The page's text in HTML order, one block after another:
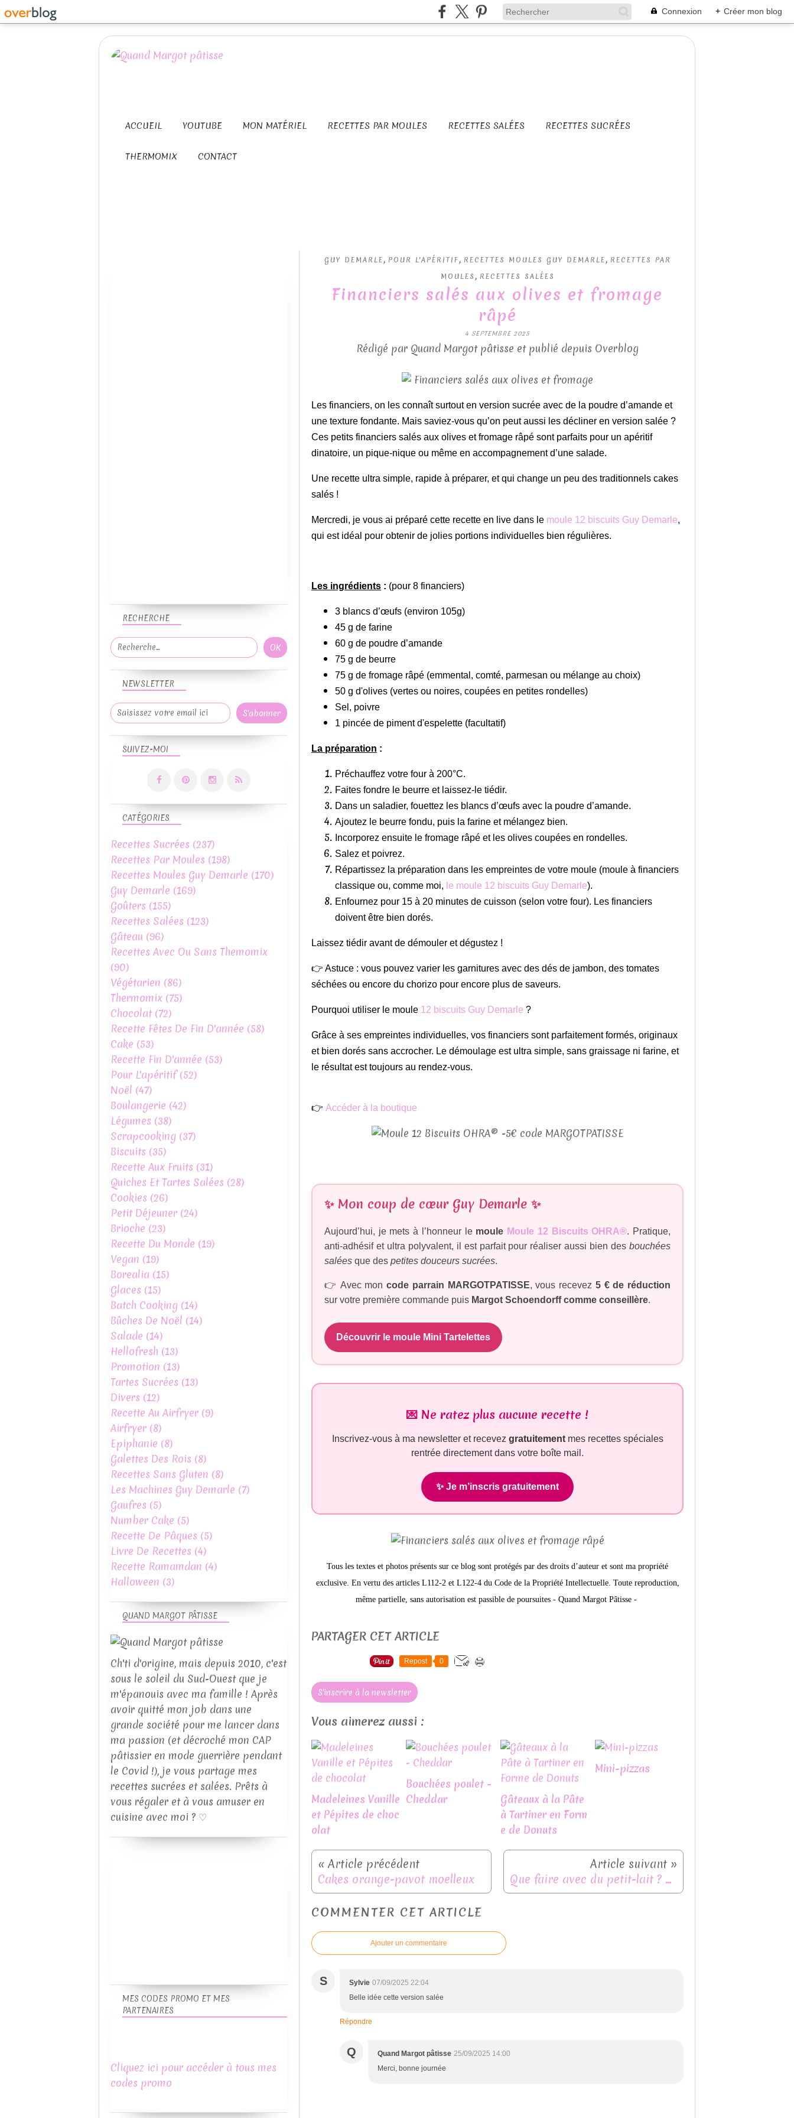
Connexion + Créer mon blog
ACCUEIL YOUTUBE MON MATÉRIEL RECETTES PAR MOULES RECETTES SALÉES RECETTES SUCRÉES
THERMOMIX CONTACT
GUY DEMARLE, POUR L'APÉRITIF, RECETTES MOULES GUY DEMARLE, RECETTES PAR
MOULES , RECETTES SALÉES
Financiers salés aux olives et fromage
râpé
4 SEPTEMBRE 2025
Rédigé par Quand Margot pâtisse et publié depuis Overblog
Les financiers, on les connaît surtout en version sucrée avec de la poudre d’amande et
une texture fondante. Mais saviez-vous qu’on peut aussi les décliner en version salée ?
Ces petits financiers salés aux olives et fromage râpé sont parfaits pour un apéritif
dinatoire, un pique-nique ou même en accompagnement d’une salade.
Une recette ultra simple, rapide à préparer, et qui change un peu des traditionnels cakes
salés !
Mercredi, je vous ai préparé cette recette en live dans le moule 12 biscuits Guy Demarle,
qui est idéal pour obtenir de jolies portions individuelles bien régulières.
Les ingrédients : (pour 8 financiers)
3 blancs d’œufs (environ 105g)
45 g de farine
60 g de poudre d’amande
75 g de beurre
75 g de fromage râpé (emmental, comté, parmesan ou mélange au choix)
50 g d'olives (vertes ou noires, coupées en petites rondelles)
Sel, poivre
1 pincée de piment d'espelette (facultatif)
La préparation :
Préchauffez votre four à 200°C.
Faites fondre le beurre et laissez-le tiédir.
Dans un saladier, fouettez les blancs d’œufs avec la poudre d’amande.
Ajoutez le beurre fondu, puis la farine et mélangez bien.
Incorporez ensuite le fromage râpé et les olives coupées en rondelles.
Salez et poivrez.
Répartissez la préparation dans les empreintes de votre moule (moule à financiers
classique ou, comme moi, le moule 12 biscuits Guy Demarle).
Enfournez pour 15 à 20 minutes de cuisson (selon votre four). Les financiers
doivent être bien dorés.
Laissez tiédir avant de démouler et dégustez !
👉 Astuce : vous pouvez varier les garnitures avec des dés de jambon, des tomates
séchées ou encore du chorizo pour encore plus de saveurs.
Pourquoi utiliser le moule 12 biscuits Guy Demarle ?
Grâce à ses empreintes individuelles, vos financiers sont parfaitement formés, originaux
et bien dorés sans accrocher. Le démoulage est ultra simple, sans graissage ni farine, et
le résultat est toujours au rendez-vous.
👉 Accéder à la boutique
✨ Mon coup de cœur Guy Demarle ✨
Aujourd’hui, je mets à l’honneur le moule Moule 12 Biscuits OHRA®. Pratique,
anti-adhésif et ultra polyvalent, il est parfait pour réaliser aussi bien des bouchées
salées que des petites douceurs sucrées.
👉 Avec mon code parrain MARGOTPATISSE, vous recevez 5 € de réduction
sur votre première commande puis Margot Schoendorff comme conseillère.
Découvrir le moule Mini Tartelettes
💌 Ne ratez plus aucune recette !
Inscrivez-vous à ma newsletter et recevez gratuitementmes recettes spéciales
rentrée directement dans votre boîte mail.
✨ Je m’inscris gratuitement
Tous les textes et photos présents sur ce blog sont protégés par des droits d’auteur et sont ma propriété
exclusive. En vertu des articles L112-2 et L122-4 du Code de la Propriété Intellectuelle. Toute reproduction,
même partielle, sans autorisation est passible de poursuites - Quand Margot Pâtisse -
PARTAGER CET ARTICLE
Repost 0
S'inscrire à la newsletter
Vous aimerez aussi :
Madeleines Vanille
et Pépites de choc
olat
Bouchées poulet -
Cheddar
Gâteaux à la Pâte
à Tartiner en Form
e de Donuts
Mini-pizzas
Cakes orange-pavot moelleux Que faire avec du petit-lait ? Astuces & 13 recettes anti-gaspi
COMMENTER CET ARTICLE
Ajouter un commentaire
S Sylvie 07/09/2025 22:04
Belle idée cette version salée
Répondre
Q Quand Margot pâtisse 25/09/2025 14:00
Merci, bonne journée
NEWSLETTER
SUIVEZ-MOI
RECHERCHE
QUAND MARGOT PÂTISSE
Ch'ti d'origine, mais depuis 2010, c'est
sous le soleil du Sud-Ouest que je
m'épanouis avec ma famille ! Après
avoir quitté mon job dans une
grande société pour me lancer dans
ma passion (et décroché mon CAP
pâtissier en mode guerrière pendant
le Covid !), je vous partage mes
recettes sucrées et salées. Prêts à
vous régaler et à vous amuser en
cuisine avec moi ? ♡
CATÉGORIES
Recettes Sucrées (237)
Recettes Par Moules (198)
Recettes Moules Guy Demarle (170)
Guy Demarle (169)
Goûters (155)
Recettes Salées (123)
Gâteau (96)
Recettes Avec Ou Sans Themomix
(90)
Végétarien (86)
Thermomix (75)
Chocolat(72)
Recette Fêtes De Fin D'année (58)
Cake (53)
Recette Fin D'année (53)
Pour L'apéritif(52)
Noël (47)
Boulangerie (42)
Légumes (38)
Scrapcooking (37)
Biscuits (35)
Recette Aux Fruits (31)
Quiches Et Tartes Salées (28)
Cookies (26)
Petit Déjeuner (24)
Brioche (23)
Recette Du Monde (19)
Vegan (19)
Borealia (15)
Glaces (15)
Batch Cooking (14)
Bûches De Noël (14)
Salade (14)
Hellofresh (13)
Promotion (13)
Tartes Sucrées (13)
Divers (12)
Recette Au Airfryer (9)
Airfryer (8)
Epiphanie (8)
Galettes Des Rois (8)
Recettes Sans Gluten (8)
Les Machines Guy Demarle (7)
Gaufres (5)
Number Cake (5)
Recette De Pâques (5)
Livre De Recettes (4)
Recette Ramamdan (4)
Halloween (3)
MES CODES PROMO ET MES
PARTENAIRES
Cliquez ici pour accéder à tous mes
codes promo